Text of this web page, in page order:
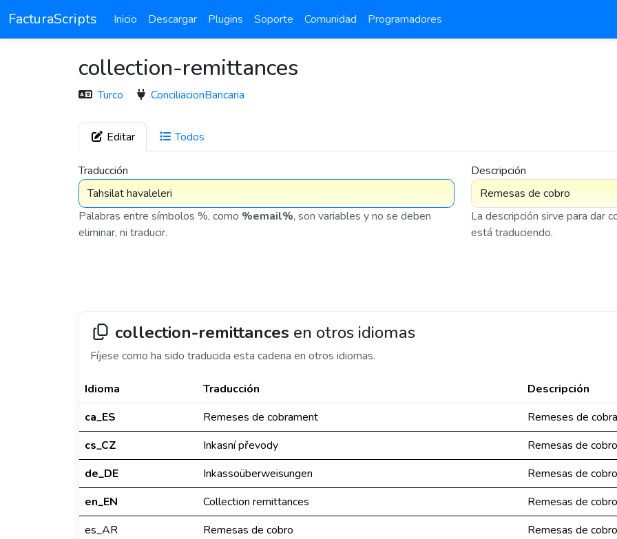
FacturaScripts Inicio Descargar Plugins Soporte Comunidad Programadores
collection-remittances
Turco ConciliacionBancaria
Editar Todos
Traducción
Palabras entre símbolos %, como %email%, son variables y no se deben
eliminar, ni traducir.
Descripción
La descripción sirve para dar
está traduciendo.
collection-remittances en otros idiomas
Fíjese como ha sido traducida esta cadena en otros idiomas.
Idioma Traducción
Descripción
ca_ES
Remeses de cobrament
Remeses de
cs_CZ
Inkasní převody
Remesas de cobro
de_DE
Inkassoüberweisungen
Remesas de cobro
en_EN
Collection remittances
Remesas de cobro
es_AR
Remesas de cobro
Remesas de cobro